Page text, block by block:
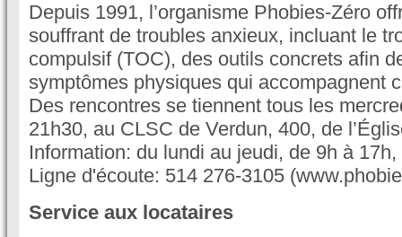
Depuis 1991, l’organisme Phobies-Zéro
souffrant de troubles anxieux, incluant le
compulsif (TOC), des outils concrets afin
symptômes physiques qui accompagnent
Des rencontres se tiennent tous les
21h30, au CLSC de Verdun, 400, de
Information: du lundi au jeudi, de 9h à
Ligne d'écoute: 514 276-3105
Service aux locataires